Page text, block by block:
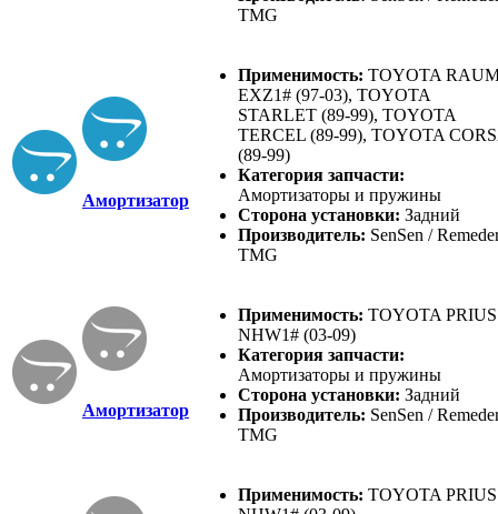
TMG
Амортизатор
Применимость: TOYOTA
EXZ1# (97-03), TOYOTA
STARLET (89-99), TOYOTA
TERCEL (89-99), TOYOTA
(89-99)
Категория запчасти:
Амортизаторы и пружины
Сторона установки: Задний
Производитель: SenSen /
TMG
Амортизатор
Применимость: TOYOTA PRIUS
NHW1# (03-09)
Категория запчасти:
Амортизаторы и пружины
Сторона установки: Задний
Производитель: SenSen /
TMG
Применимость: TOYOTA PRIUS